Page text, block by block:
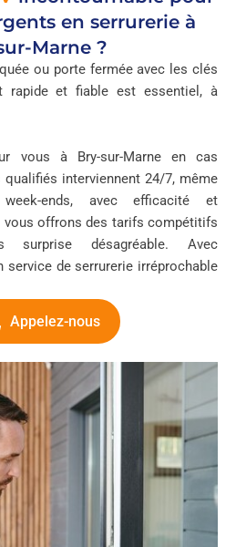
en serrurerie à
Marne ?
ou porte fermée avec les clés
rapide et fiable est essentiel, à
vous à Bry-sur-Marne en cas
qualifiés interviennent 24/7, même
ends, avec efficacité et
offrons des tarifs compétitifs
surprise désagréable. Avec
service de serrurerie irréprochable
Appelez-nous